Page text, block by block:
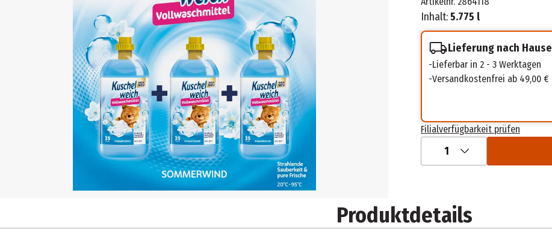
Inhalt:5.775 l
Lieferung nach Hause
Lieferbar in 2 - 3 Werktagen
Versandkostenfrei ab 49,00 €
Filialverfügbarkeit prüfen
1
Produktdetails